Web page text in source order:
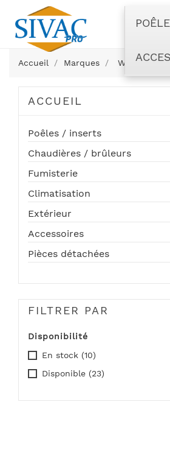
Accueil Marques Womix
ACCUEIL
Poêles / inserts
Chaudières / brûleurs
Fumisterie
Climatisation
Extérieur
Accessoires
Pièces détachées
FILTRER PAR
Disponibilité
En stock (10)
Disponible (23)